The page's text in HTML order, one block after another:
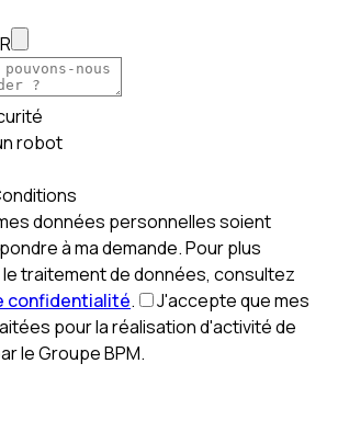
robot
données personnelles soient
à ma demande. Pour plus
traitement de données, consultez
confidentialité.
J'accepte que mes
pour la réalisation d'activité de
le Groupe BPM.